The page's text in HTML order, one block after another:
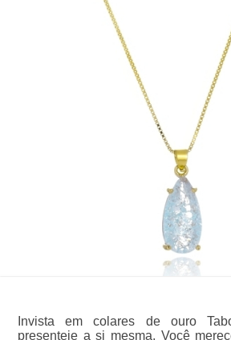
Invista em colares de ouro
presenteie a si mesma. Você